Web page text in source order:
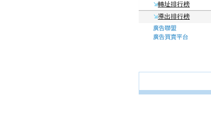
轉址排行榜
導出排行榜
廣告聯盟
廣告買賣平台